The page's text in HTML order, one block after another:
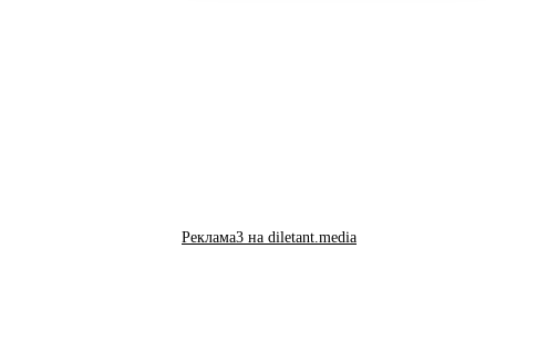
Реклама3 на diletant.media